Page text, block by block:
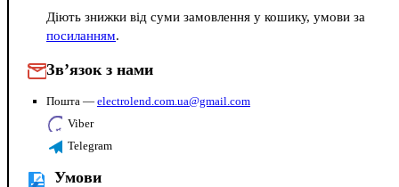
Діють знижки від суми замовлення у кошику, умови за
посиланням.
Зв’язок з нами
Пошта — electrolend.com.ua@gmail.com
Viber
Telegram
Умови